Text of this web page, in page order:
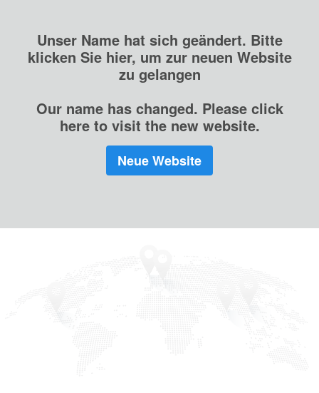
Unser Name hat sich geändert. Bitte
klicken Sie hier, um zur neuen Website
zu gelangen
Our name has changed. Please click
here to visit the new website.
Neue Website